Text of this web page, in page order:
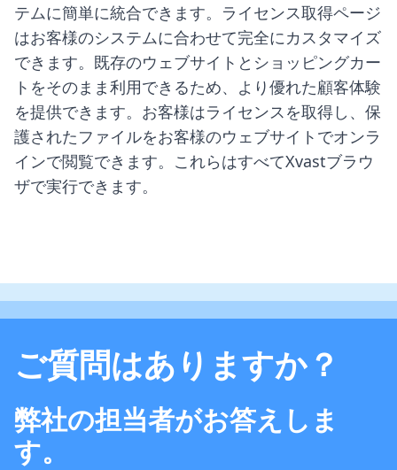
テムに簡単に統合できます。ライセンス取得ページ
はお客様のシステムに合わせて完全にカスタマイズ
できます。既存のウェブサイトとショッピングカー
トをそのまま利用できるため、より優れた顧客体験
を提供できます。お客様はライセンスを取得し、保
護されたファイルをお客様のウェブサイトでオンラ
インで閲覧できます。これらはすべてXvastブラウ
ザで実行できます。
ご質問はありますか？
弊社の担当者がお答えしま
す。